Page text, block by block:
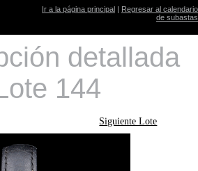
Ir a la página principal | Regresar al calendario
de subastas
detallada
144
Siguiente Lote